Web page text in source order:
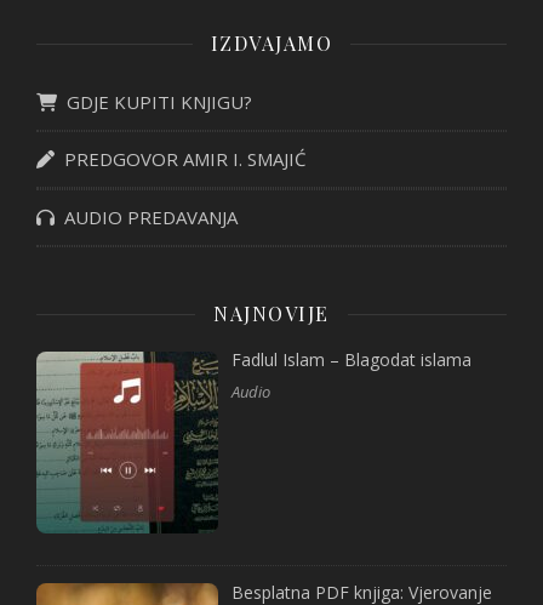
IZDVAJAMO
GDJE KUPITI KNJIGU?
PREDGOVOR AMIR I. SMAJIĆ
AUDIO PREDAVANJA
NAJNOVIJE
Fadlul Islam – Blagodat islama
Audio
Besplatna PDF knjiga: Vjerovanje